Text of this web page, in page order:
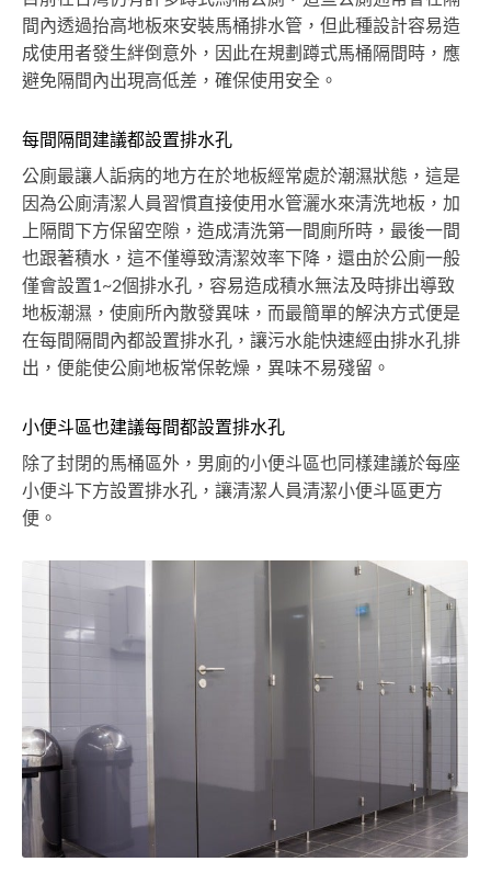
間內透過抬高地板來安裝馬桶排水管，但此種設計容易造
成使用者發生絆倒意外，因此在規劃蹲式馬桶隔間時，應
避免隔間內出現高低差，確保使用安全。
每間隔間建議都設置排水孔
公廁最讓人詬病的地方在於地板經常處於潮濕狀態，這是
因為公廁清潔人員習慣直接使用水管灑水來清洗地板，加
上隔間下方保留空隙，造成清洗第一間廁所時，最後一間
也跟著積水，這不僅導致清潔效率下降，還由於公廁一般
僅會設置1~2個排水孔，容易造成積水無法及時排出導致
地板潮濕，使廁所內散發異味，而最簡單的解決方式便是
在每間隔間內都設置排水孔，讓污水能快速經由排水孔排
出，便能使公廁地板常保乾燥，異味不易殘留。
小便斗區也建議每間都設置排水孔
除了封閉的馬桶區外，男廁的小便斗區也同樣建議於每座
小便斗下方設置排水孔，讓清潔人員清潔小便斗區更方
便。